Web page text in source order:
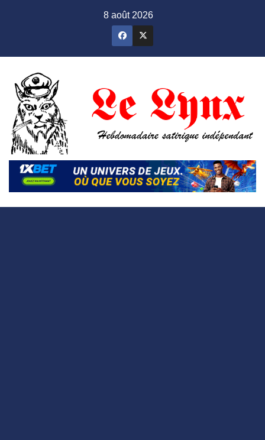
8 août 2026